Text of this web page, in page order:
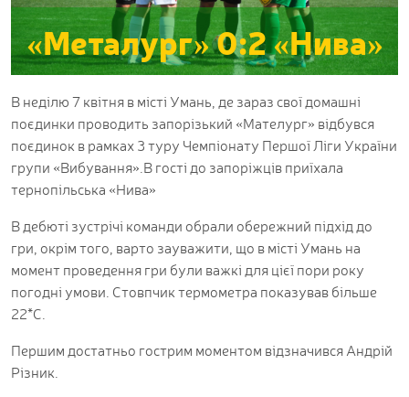
«Металург» 0:2 «Нива»
В неділю 7 квітня в місті Умань, де зараз свої домашні
поєдинки проводить запорізький «Мателург» відбувся
поєдинок в рамках 3 туру Чемпіонату Першої Ліги України
групи «Вибування».В гості до запоріжців приїхала
тернопільська «Нива»
В дебюті зустрічі команди обрали обережний підхід до
гри, окрім того, варто зауважити, що в місті Умань на
момент проведення гри були важкі для цієї пори року
погодні умови. Стовпчик термометра показував більше
22*С.
Першим достатньо гострим моментом відзначився Андрій
Різник.